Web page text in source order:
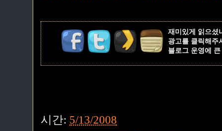
재미있게 읽으셨
광고를 클릭해주
블로그 운영에
시간: 5/13/2008